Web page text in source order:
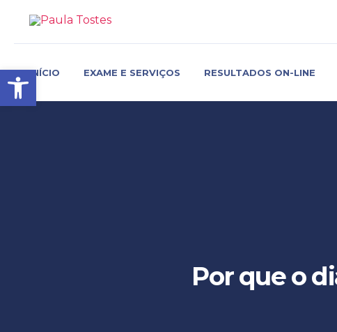
INÍCIO EXAME E SERVIÇOS RESULTADOS ON-LINE
Por que o
Barra de Ferramentas Aberta